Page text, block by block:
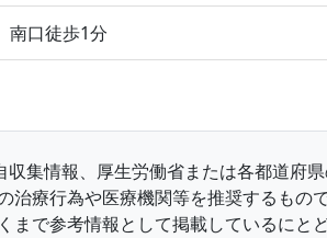
南口徒歩1分
集情報、厚生労働省または各都道府
療行為や医療機関等を推奨するもの
まで参考情報として掲載しているに